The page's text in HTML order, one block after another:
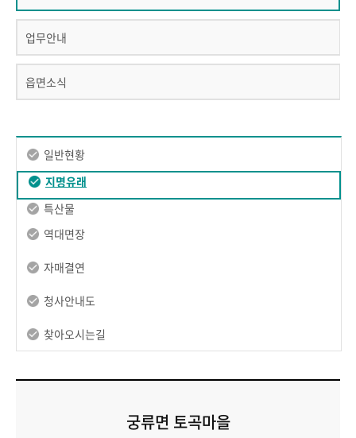
업무안내
읍면소식
일반현황
지명유래
특산물
역대면장
자매결연
청사안내도
찾아오시는길
궁류면 토곡마을